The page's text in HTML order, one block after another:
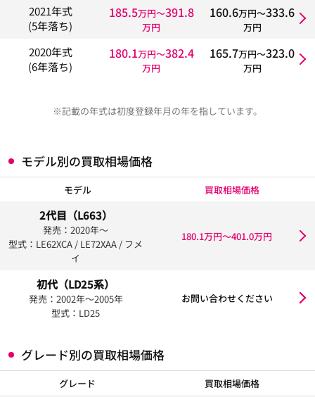
2021年式
(5年落ち)
185.5万円〜391.8
万円
160.6万円〜333.6
万円
2020年式
(6年落ち)
180.1万円〜382.4
万円
165.7万円〜323.0
万円
※記載の年式は初度登録年月の年を指しています。
モデル別の買取相場価格
モデル 買取相場価格
2代目（L663）
発売：2020年〜
型式：LE62XCA / LE72XAA / フメ
イ
180.1万円〜401.0万円
初代（LD25系）
発売：2002年〜2005年
型式：LD25
お問い合わせください
グレード別の買取相場価格
グレード 買取相場価格